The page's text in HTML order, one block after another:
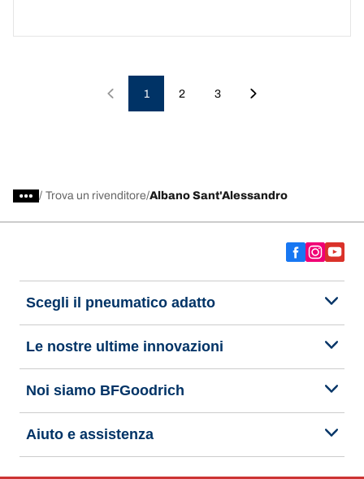
1 2 3
/ Trova un rivenditore Albano Sant'Alessandro
Scegli il pneumatico adatto
Le nostre ultime innovazioni
Noi siamo BFGoodrich
Aiuto e assistenza